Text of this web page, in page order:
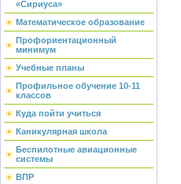
«Сириуса»
Математическое образование
Профориентационный
минимум
Учебные планы
Профильное обучение 10-11
классов
Куда пойти учиться
Каникулярная школа
Беспилотные авиационные
системы
ВПР